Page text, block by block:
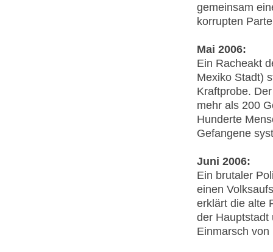
gemeinsam
korrupten
Mai 2006:
Ein Racheakt
Mexiko Stadt)
Kraftprobe.
mehr als 200
Hunderte
Gefangene
Juni 2006:
Ein brutaler
einen
erklärt die alte
der Hauptstadt
Einmarsch